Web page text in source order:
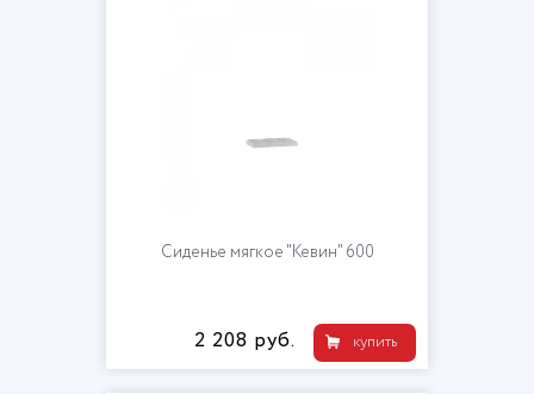
Сиденье мягкое "Кевин" 600
купить
2 208 руб.